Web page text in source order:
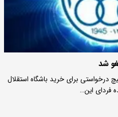
شد
درخواستی برای خرید باشگاه استقلال
فردای این…